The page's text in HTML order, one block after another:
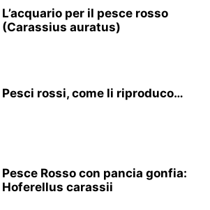
L’acquario per il pesce rosso
(Carassius auratus)
Pesci rossi, come li riproduco…
Pesce Rosso con pancia gonfia:
Hoferellus carassii